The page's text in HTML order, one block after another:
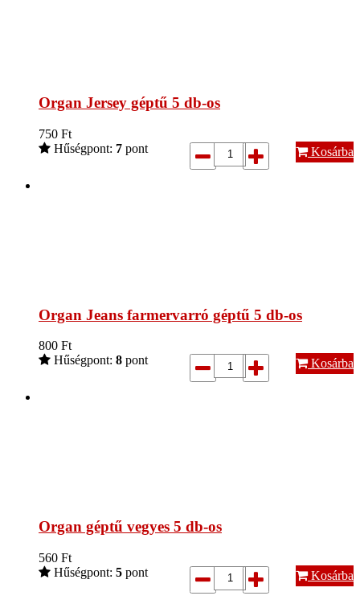
Organ Jersey géptű 5 db-os
750 Ft
Hűségpont: 7 pont Kosárba
Organ Jeans farmervarró géptű 5 db-os
800 Ft
Hűségpont: 8 pont Kosárba
Organ géptű vegyes 5 db-os
560 Ft
Hűségpont: 5 pont Kosárba